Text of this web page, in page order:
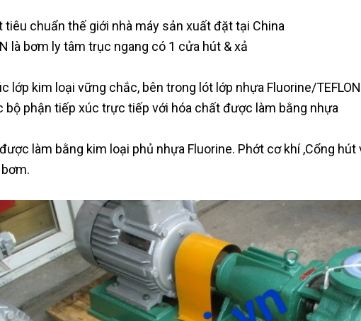
tiêu chuẩn thế giới nhà máy sản xuất đặt tại China
là bơm ly tâm trục ngang có 1 cửa hút & xả
lớp kim loại vững chắc, bên trong lót lớp nhựa Fluorine/
phận tiếp xúc trực tiếp với hóa chất được làm bằng nhựa
làm bằng kim loại phủ nhựa Fluorine. Phớt cơ khí ,Cổng